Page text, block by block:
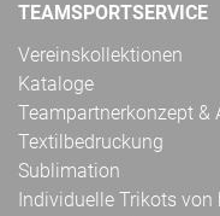
TEAMSPORTSERVICE
Vereinskollektionen
Kataloge
Teampartnerkonzept &
Textilbedruckung
Sublimation
Individuelle Trikots von